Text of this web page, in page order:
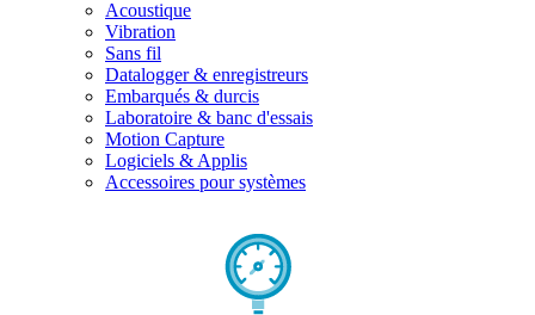
Acoustique
Vibration
Sans fil
Datalogger & enregistreurs
Embarqués & durcis
Laboratoire & banc d'essais
Motion Capture
Logiciels & Applis
Accessoires pour systèmes